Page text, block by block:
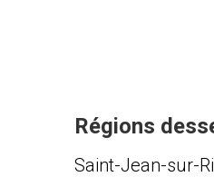
Régions
Saint-Jean-sur-